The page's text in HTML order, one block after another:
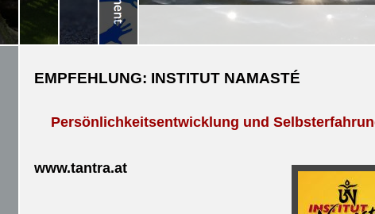
EMPFEHLUNG: INSTITUT NAMASTÉ
Persönlichkeitsentwicklung und
www.tantra.at